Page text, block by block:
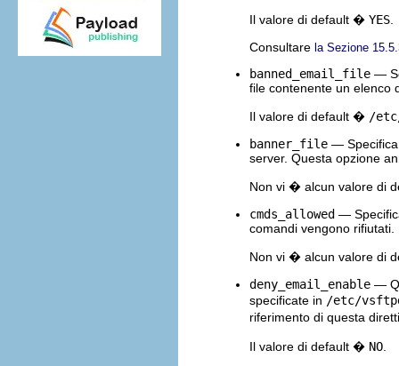
Il valore di default � YES
Consultare la Sezione
banned_email_file —
file contenente un elenco
Il valore di default � /
banner_file — Specifica
server. Questa opzione
Non vi � alcun valore di
cmds_allowed —
comandi vengono rifiutati.
Non vi � alcun valore di
deny_email_enable —
specificate in /etc/
riferimento di questa
Il valore di default � NO